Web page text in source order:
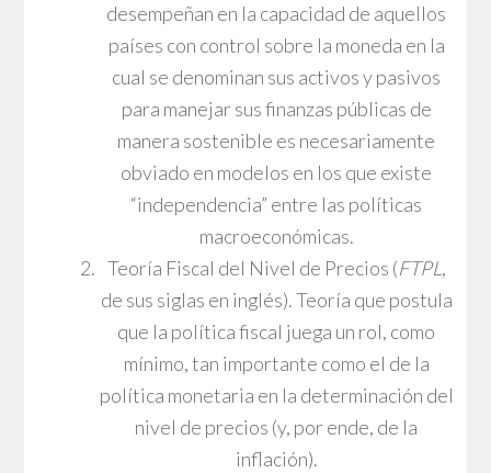
desempeñan en la capacidad de aquellos
países con control sobre la moneda en la
cual se denominan sus activos y pasivos
para manejar sus finanzas públicas de
manera sostenible es necesariamente
obviado en modelos en los que existe
“independencia” entre las políticas
macroeconómicas.
Teoría Fiscal del Nivel de Precios (FTPL,
de sus siglas en inglés). Teoría que postula
que la política fiscal juega un rol, como
mínimo, tan importante como el de la
política monetaria en la determinación del
nivel de precios (y, por ende, de la
inflación).